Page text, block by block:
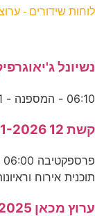
לוחות שידורים -
נשיונל ג'יאוגרפיק 25-07-
06:10 - המספנה - 1. כאוס בשעת גאות 06:55 - מכרז להריסה -
קשת 12 24-01-2026
תוכנית אירוח
ערוץ מכאן 21-12-2025